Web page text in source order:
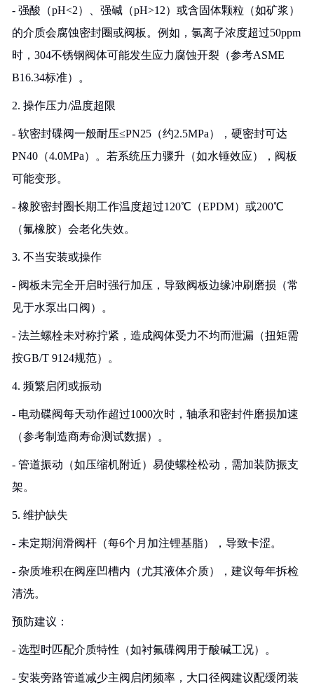
- 强酸（pH<2）、强碱（pH>12）或含固体颗粒（如矿浆）
的介质会腐蚀密封圈或阀板。例如，氯离子浓度超过50ppm
时，304不锈钢阀体可能发生应力腐蚀开裂（参考ASME
B16.34标准）。
2. 操作压力/温度超限
- 软密封碟阀一般耐压≤PN25（约2.5MPa），硬密封可达
PN40（4.0MPa）。若系统压力骤升（如水锤效应），阀板
可能变形。
- 橡胶密封圈长期工作温度超过120℃（EPDM）或200℃
（氟橡胶）会老化失效。
3. 不当安装或操作
- 阀板未完全开启时强行加压，导致阀板边缘冲刷磨损（常
见于水泵出口阀）。
- 法兰螺栓未对称拧紧，造成阀体受力不均而泄漏（扭矩需
按GB/T 9124规范）。
4. 频繁启闭或振动
- 电动碟阀每天动作超过1000次时，轴承和密封件磨损加速
（参考制造商寿命测试数据）。
- 管道振动（如压缩机附近）易使螺栓松动，需加装防振支
架。
5. 维护缺失
- 未定期润滑阀杆（每6个月加注锂基脂），导致卡涩。
- 杂质堆积在阀座凹槽内（尤其液体介质），建议每年拆检
清洗。
预防建议：
- 选型时匹配介质特性（如衬氟碟阀用于酸碱工况）。
- 安装旁路管道减少主阀启闭频率，大口径阀建议配缓闭装